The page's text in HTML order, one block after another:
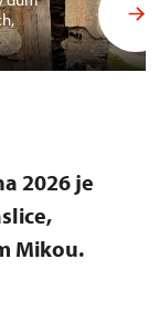
2026 je
Mikou.